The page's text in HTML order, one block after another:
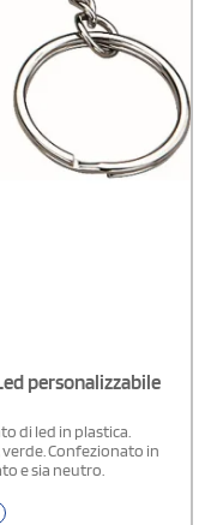
personalizzabile
di led in plastica.
Confezionato in
e sia neutro.